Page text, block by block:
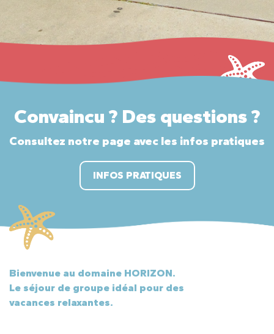
Convaincu ? Des questions ?
Consultez notre page avec les infos pratiques
INFOS PRATIQUES
Bienvenue au domaine HORIZON.
Le séjour de groupe idéal pour des
vacances relaxantes.